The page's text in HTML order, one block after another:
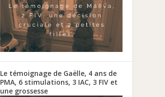
Le témoignage de Gaëlle, 4 ans de
PMA, 6 stimulations, 3 IAC, 3 FIV et
une grossesse